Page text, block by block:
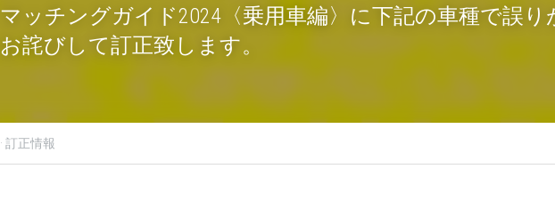
マッチングガイド2024〈乗用車編〉に下記の車種で誤り
お詫びして訂正致します。
2023年12月25日